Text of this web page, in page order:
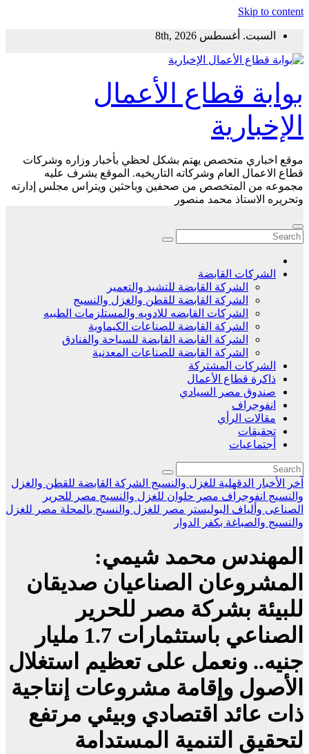
Skip to content
السبت. أغسطس 8th, 2026
بوابة قطاع الأعمال
الإخبارية
موقع اخباري متخصص يهتم بشكل لحظي بأخبار وزاره وشركات
قطاع الاعمال العام وشركاته التاريخيه. الموقع يشرف عليه
مجموعه من المتخصص من صحفين وباحثين ويتراس مجلس إدارته
وتحريره الاستاذ محمد منصور
الشركات القابضة
الشركة القابضة للتشيد والتعمير
الشركة القابضة للقطن والغزل والنسيج
الشركات القابضه للادويه والمستلزمات الطبيه
الشركة القابضة للصناعات الكيماوية
الشركة القابضة القابضة للسياحة والفنادق
الشركة القابضة للصناعات المعدنية
الشركات المشتركة
ذاكرة قطاع الأعمال
صندوق مصر السيادي
انفوجراف
مقالات الرأي
تحقيقات
أجتماعيات
آخر الأخبار الدقهلية للغزل والنسيج الشركة القابضة للقطن والغزل
والنسيج انفوجراف مصر حلوان للغزل والنسيج مصر للحرير
الصناعى وألياف البوليستر مصر للغزل والنسيج بالمحلة مصر للغزل
والنسيج والصباغة بكفر الدوار
المهندس محمد شيمي:
المشروعان الصناعيان صديقان
للبيئة بشركة مصر للحرير
الصناعي باستثمارات 1.7 مليار
جنيه.. ونعمل على تعظيم استغلال
الأصول وإقامة مشروعات إنتاجية
ذات عائد اقتصادي وبيئي مرتفع
لتحقيق التنمية المستدامة